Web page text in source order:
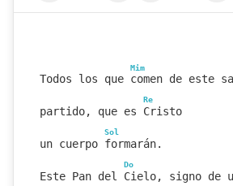
Mim
Todos los que comen de este
Re
partido, que es Cristo
Sol
un cuerpo formarán.
Do
Este Pan del Cielo, signo de